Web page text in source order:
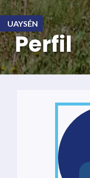
UAYSÉN
Perfil